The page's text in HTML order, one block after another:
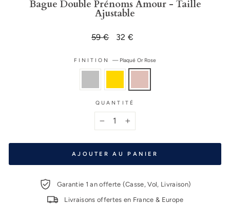
Bague Double Prénoms Amour - Taille
Ajustable
Prix
59 €
Prix
32 €
FINITION— Plaqué Or Rose
QUANTITÉ
AJOUTER AU PANIER
Garantie 1 an offerte (Casse, Vol, Livraison)
Livraisons offertes en France & Europe